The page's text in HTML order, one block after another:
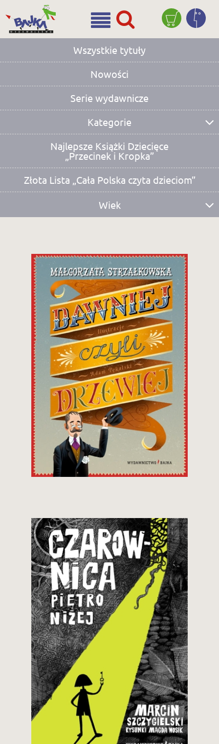
Wszystkie tytuły
Nowości
Serie wydawnicze
Kategorie
bajki prozą
bajki rymowane
wiersze
bajki terapeutyczne
powieści
detektywistyczne
edukacyjne
Najlepsze Książki Dziecięce
„Przecinek i Kropka”
Złota Lista „Cała Polska czyta dzieciom”
Wiek
5-8
7-9 8+
34,90 zł
Zobacz i kup
34,90 zł